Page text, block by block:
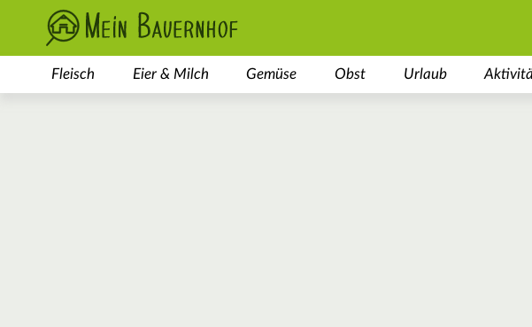
Fleisch Eier & Milch Gemüse Obst Urlaub